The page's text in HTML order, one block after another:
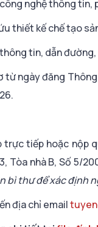
công nghệ thông
thiết kế chế tạo
tin, dẫn
từ ngày đăng
trực tiếp hoặc nộp
Tòa nhà B, Số 5/
bì thư để xác định
địa chỉ email